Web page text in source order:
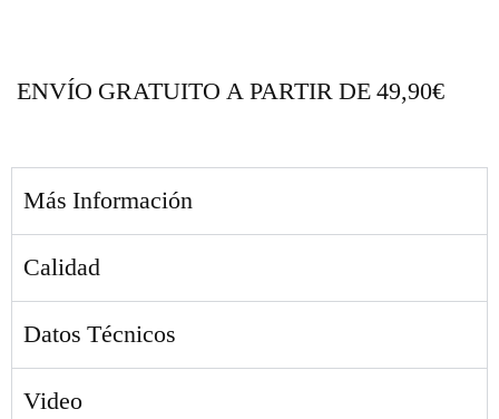
ENVÍO GRATUITO A PARTIR DE 49,90€
Más Información
Calidad
Datos Técnicos
Video